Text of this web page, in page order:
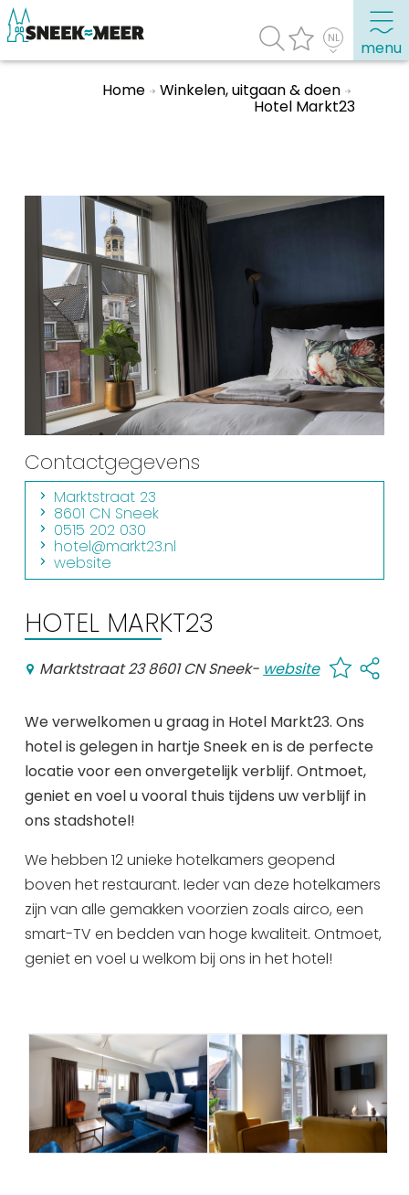
menu
Toeristische informatie
Bezienswaardigheden
Winkelen, uitgaan en doen
Eten, drinken & uitgaan
Watersport
Overnachten
Winkelen
En meer
Arrangementen
Jouw Sneek
De Friese meren
Other languages
UITagenda
Veel bezochte pagina's:
Top 10 leuke dingen
Vakantie vieren in Sneek
Overnachten in Sneek
Citygame Escapegame Sneek
Webcams
De leukste routes
Bootverhuur
Home Winkelen, uitgaan & doen
Hotel Markt23
Contactgegevens
Marktstraat 23
8601 CN Sneek
0515 202 030
hotel@markt23.nl
website
HOTEL MARKT23
Marktstraat 23 8601 CN Sneek- website
We verwelkomen u graag in Hotel Markt23. Ons
hotel is gelegen in hartje Sneek en is de perfecte
locatie voor een onvergetelijk verblijf. Ontmoet,
geniet en voel u vooral thuis tijdens uw verblijf in
ons stadshotel!
We hebben 12 unieke hotelkamers geopend
boven het restaurant. Ieder van deze hotelkamers
zijn van alle gemakken voorzien zoals airco, een
smart-TV en bedden van hoge kwaliteit. Ontmoet,
geniet en voel u welkom bij ons in het hotel!